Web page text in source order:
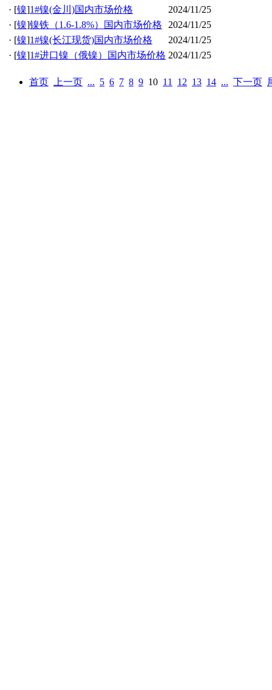
· [镍]1#镍(金川)国内市场价格
2024/11/25
· [镍]镍铁（1.6-1.8%）国内市场价格
2024/11/25
· [镍]1#镍(长江现货)国内市场价格
2024/11/25
· [镍]1#进口镍（俄镍）国内市场价格 2024/11/25
首页 上一页 ... 5 6 7 8 9 10 11 12 13 14 ... 下一页